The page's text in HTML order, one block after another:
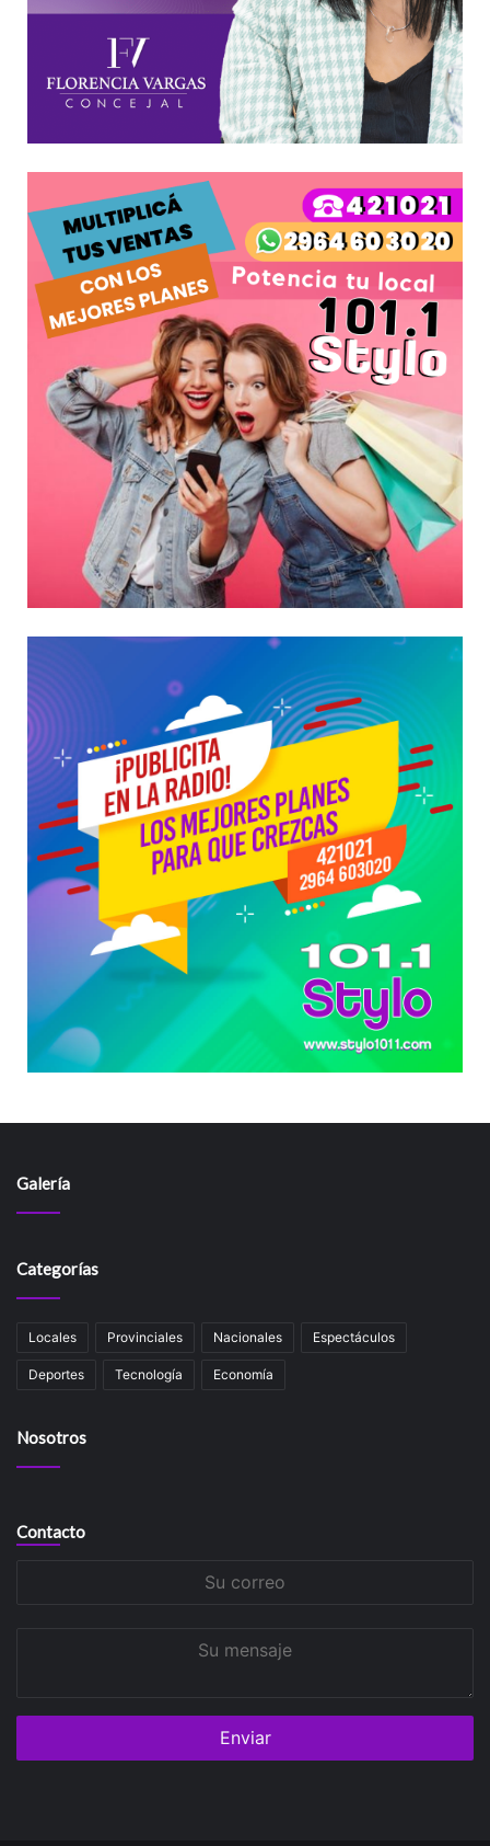
Galería
Categorías
Locales Provinciales Nacionales Espectáculos
Deportes Tecnología Economía
Nosotros
Contacto